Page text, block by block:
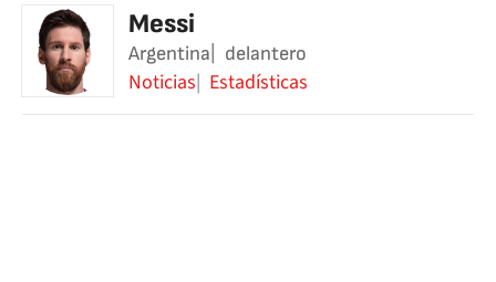
Messi
Argentina delantero
Noticias Estadísticas